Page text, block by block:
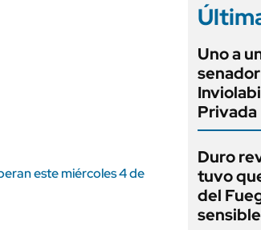
este miércoles 4 de
Uno a
Privada
Duro
tuvo
del